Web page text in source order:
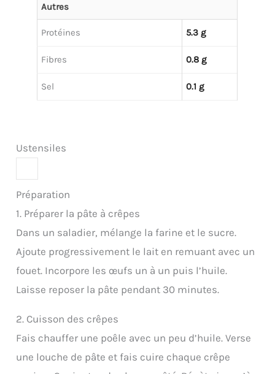
Autres
Protéines 5.3 g
Fibres 0.8 g
Sel 0.1 g
Ustensiles
Préparation
1. Préparer la pâte à crêpes
Dans un saladier, mélange la farine et le sucre.
Ajoute progressivement le lait en remuant avec un
fouet. Incorpore les œufs un à un puis l’huile.
Laisse reposer la pâte pendant 30 minutes.
2. Cuisson des crêpes
Fais chauffer une poêle avec un peu d’huile. Verse
une louche de pâte et fais cuire chaque crêpe